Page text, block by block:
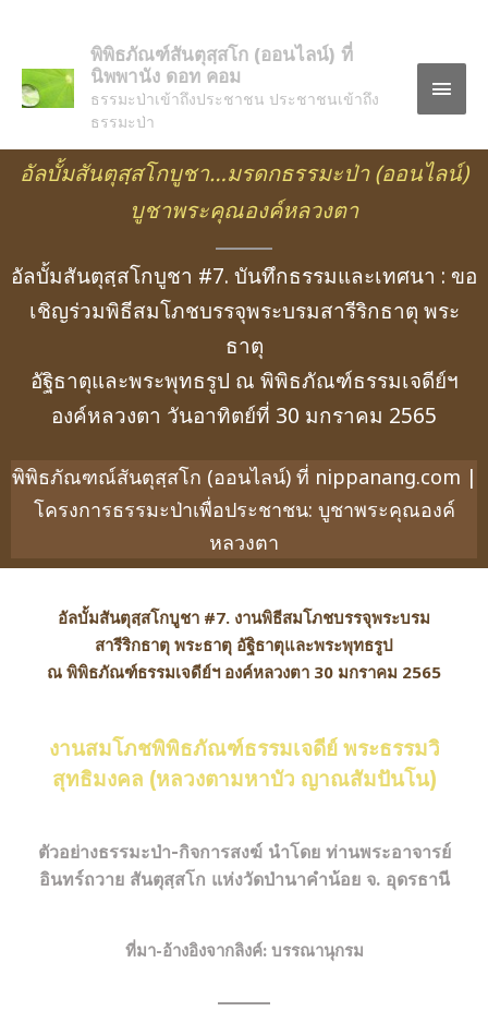
พิพิธภัณฑ์สันตุสฺสโก (ออนไลน์) ที่
นิพพานัง ดอท คอม
ธรรมะป่าเข้าถึงประชาชน ประชาชนเข้าถึง
ธรรมะป่า
อัลบั้มสันตุสฺสโกบูชา…มรดกธรรมะป่า(ออนไลน์)
บูชาพระคุณองค์หลวงตา
อัลบั้มสันตุสฺสโกบูชา #7. บันทึกธรรมและเทศนา : ขอ
เชิญร่วมพิธีสมโภชบรรจุพระบรมสารีริกธาตุ พระ
ธาตุ
อัฐิธาตุและพระพุทธรูป ณ พิพิธภัณฑ์ธรรมเจดีย์ฯ
องค์หลวงตา วันอาทิตย์ที่ 30 มกราคม 2565
พิพิธภัณฑณ์สันตุสฺสโก (ออนไลน์) ที่ nippanang.com |
โครงการธรรมะป่าเพื่อประชาชน: บูชาพระคุณองค์
หลวงตา
อัลบั้มสันตุสฺสโกบูชา #7. งานพิธีสมโภชบรรจุพระบรม
สารีริกธาตุ พระธาตุ อัฐิธาตุและพระพุทธรูป
ณ พิพิธภัณฑ์ธรรมเจดีย์ฯ องค์หลวงตา 30 มกราคม 2565
งานสมโภชพิพิธภัณฑ์ธรรมเจดีย์ พระธรรมวิ
สุทธิมงคล (หลวงตามหาบัว ญาณสัมปันโน)
ตัวอย่างธรรมะป่า-กิจการสงฆ์ นำโดย ท่านพระอาจารย์
อินทร์ถวาย สันตุสฺสโก แห่งวัดป่านาคำน้อย จ. อุดรธานี
ที่มา-อ้างอิงจากลิงค์: บรรณานุกรม